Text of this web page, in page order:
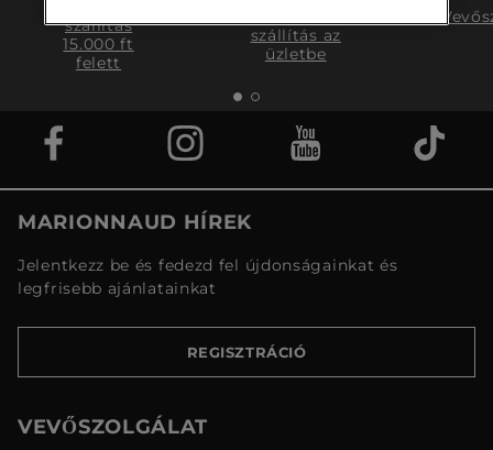
szállítás
15.000 ft
felett
szállítás az
üzletbe
MARIONNAUD HÍREK
Jelentkezz be és fedezd fel újdonságainkat és
legfrisebb ajánlatainkat
REGISZTRÁCIÓ
VEVŐSZOLGÁLAT